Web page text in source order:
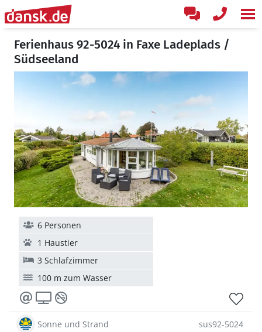
Ferienhaus 92-5024 in Faxe Ladeplads /
Südseeland
6 Personen
1 Haustier
3 Schlafzimmer
100 m zum Wasser
Sonne und Strand sus92-5024